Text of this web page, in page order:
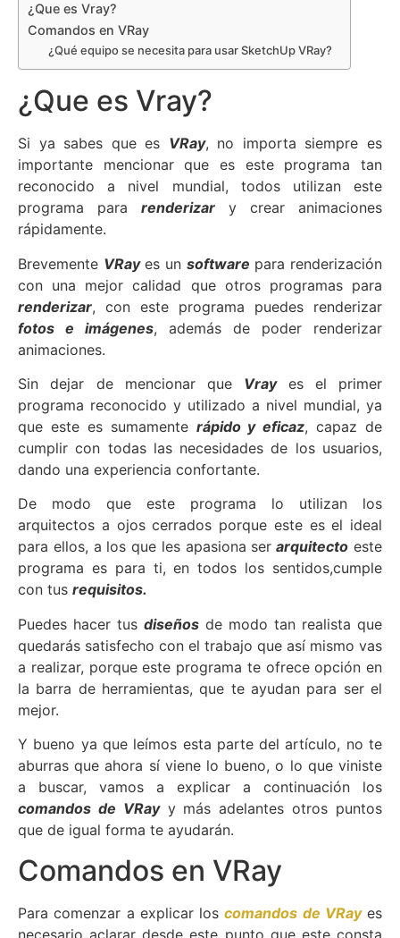
¿Que es Vray?
Comandos en VRay
¿Qué equipo se necesita para usar SketchUp VRay?
¿Que es Vray?
Si ya sabes que es VRay, no importa siempre es
importante mencionar que es este programa tan
reconocido a nivel mundial, todos utilizan este
programa para renderizar y crear animaciones
rápidamente.
Brevemente VRay es un software para renderización
con una mejor calidad que otros programas para
renderizar, con este programa puedes renderizar
fotos e imágenes, además de poder renderizar
animaciones.
Sin dejar de mencionar que Vray
es el primer
programa reconocido y utilizado a nivel mundial, ya
que este es sumamente rápido y eficaz, capaz de
cumplir con todas las necesidades de los usuarios,
dando una experiencia confortante.
De modo que este programa lo utilizan los
arquitectos a ojos cerrados porque este es el ideal
para ellos, a los que les apasiona ser arquitecto este
programa es para ti, en todos los sentidos,cumple
con tus requisitos.
Puedes hacer tus diseños de modo tan realista que
quedarás satisfecho con el trabajo que así mismo vas
a realizar, porque este programa te ofrece opción en
la barra de herramientas, que te ayudan para ser el
mejor.
Y bueno ya que leímos esta parte del artículo, no te
aburras que ahora sí viene lo bueno, o lo que viniste
a buscar, vamos a explicar a continuación los
comandos de VRayy más adelantes otros puntos
que de igual forma te ayudarán.
Comandos en VRay
Para comenzar a explicar loscomandos de VRayes
necesario aclarar desde este punto que este consta